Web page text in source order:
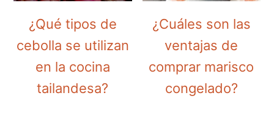
¿Qué tipos de
cebolla se utilizan
en la cocina
tailandesa?
¿Cuáles son las
ventajas de
comprar marisco
congelado?